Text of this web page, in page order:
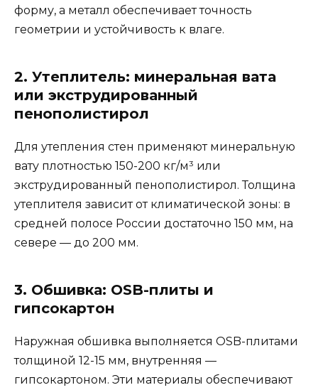
форму, а металл обеспечивает точность
геометрии и устойчивость к влаге.
2. Утеплитель: минеральная вата
или экструдированный
пенополистирол
Для утепления стен применяют минеральную
вату плотностью 150-200 кг/м³ или
экструдированный пенополистирол. Толщина
утеплителя зависит от климатической зоны: в
средней полосе России достаточно 150 мм, на
севере — до 200 мм.
3. Обшивка: OSB-плиты и
гипсокартон
Наружная обшивка выполняется OSB-плитами
толщиной 12-15 мм, внутренняя —
гипсокартоном. Эти материалы обеспечивают